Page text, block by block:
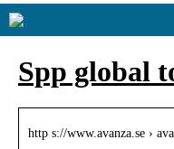
Spp global
http s://www.avanza.se ›